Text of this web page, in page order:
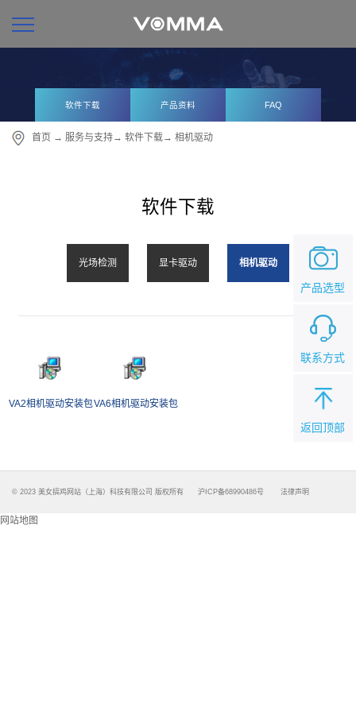
软件下载 产品资料 FAQ
首页 → 服务与支持→ 软件下载→ 相机驱动
软件下载
光场检测 显卡驱动 相机驱动
VA2相机驱动安装包VA6相机驱动安装包
© 2023 美女搞鸡网站（上海）科技有限公司 版权所有 沪ICP备68990486号 法律声明
返回顶部
联系方式
产品选型
网站地图